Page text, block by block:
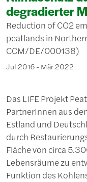
degradierter
Reduction of CO2
peatlands in
CCM/DE/000138)
Jul 2016 - Mär 2022
Das LIFE Projekt
PartnerInnen aus
Estland und
durch
Fläche von circa
Lebensräume zu
Funktion des